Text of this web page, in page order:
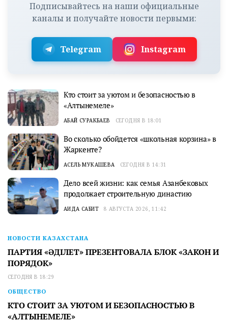
Подписывайтесь на наши официальные
каналы и получайте новости первыми:
Telegram Instagram
Кто стоит за уютом и безопасностью в
«Алтынемеле»
АБАЙ СУРАКБАЕВ СЕГОДНЯ В 18:01
Во сколько обойдется «школьная корзина» в
Жаркенте?
АСЕЛЬ МУКАШЕВА СЕГОДНЯ В 14:31
Дело всей жизни: как семья Азанбековых
продолжает строительную династию
АИДА САБИТ 8 АВГУСТА 2026, 11:42
НОВОСТИ КАЗАХСТАНА
ПАРТИЯ «ӘДІЛЕТ» ПРЕЗЕНТОВАЛА БЛОК «ЗАКОН И
ПОРЯДОК»
СЕГОДНЯ В 18:29
ОБЩЕСТВО
КТО СТОИТ ЗА УЮТОМ И БЕЗОПАСНОСТЬЮ В
«АЛТЫНЕМЕЛЕ»